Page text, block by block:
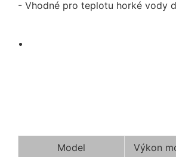
- Vhodné pro teplotu horké vody
Model Výkon